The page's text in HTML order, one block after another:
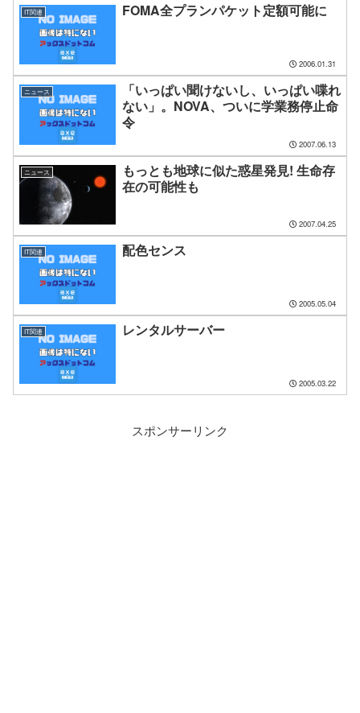
IT関連 FOMA全プランパケット定額可能に
2006.01.31
ニュース
「いっぱい聞けないし、いっぱい喋れ
ない」。NOVA、ついに学業務停止命
令
2007.06.13
ニュース
もっとも地球に似た惑星発見! 生命存
在の可能性も
2007.04.25
IT関連 配色センス
2005.05.04
IT関連 レンタルサーバー
2005.03.22
スポンサーリンク